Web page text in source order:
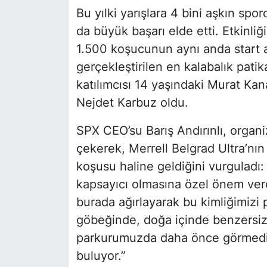
Bu yılki yarışlara 4 bini aşkın
da büyük başarı elde etti.
1.500 koşucunun aynı anda start
gerçekleştirilen en kalabalık
katılımcısı 14 yaşındaki Murat
Nejdet Karbuz oldu.
SPX CEO’su Barış Andırınlı,
çekerek, Merrell Belgrad
koşusu haline geldiğini
kapsayıcı olmasına özel önem
burada ağırlayarak bu
göbeğinde, doğa içinde
parkurumuzda daha önce
buluyor.”